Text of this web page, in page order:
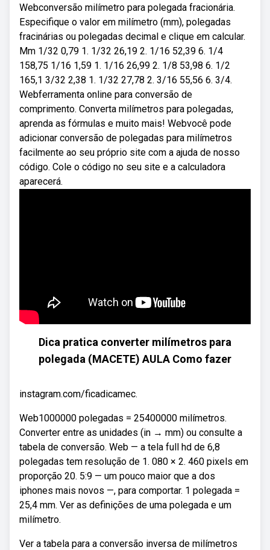
Webconversão milímetro para polegada fracionária.
Especifique o valor em milímetro (mm), polegadas
fracinárias ou polegadas decimal e clique em calcular.
Mm 1/32 0,79 1. 1/32 26,19 2. 1/16 52,39 6. 1/4
158,75 1/16 1,59 1. 1/16 26,99 2. 1/8 53,98 6. 1/2
165,1 3/32 2,38 1. 1/32 27,78 2. 3/16 55,56 6. 3/4.
Webferramenta online para conversão de
comprimento. Converta milímetros para polegadas,
aprenda as fórmulas e muito mais! Webvocê pode
adicionar conversão de polegadas para milímetros
facilmente ao seu próprio site com a ajuda de nosso
código. Cole o código no seu site e a calculadora
aparecerá.
Dica pratica converter milímetros para
polegada (MACETE) AULA Como fazer
instagram.com/ficadicamec.
Web1000000 polegadas = 25400000 milímetros.
Converter entre as unidades (in → mm) ou consulte a
tabela de conversão. Web — a tela full hd de 6,8
polegadas tem resolução de 1. 080 × 2. 460 pixels em
proporção 20. 5:9 — um pouco maior que a dos
iphones mais novos —, para comportar. 1 polegada =
25,4 mm. Ver as definições de uma polegada e um
milímetro.
Ver a tabela para a conversão inversa de milímetros